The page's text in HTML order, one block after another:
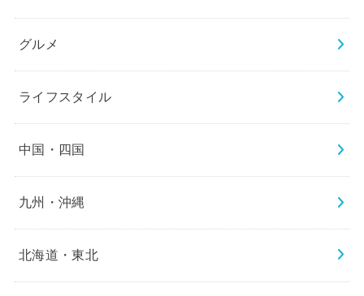
グルメ
ライフスタイル
中国・四国
九州・沖縄
北海道・東北